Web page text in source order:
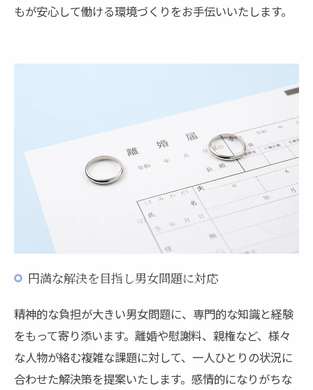
もが安心して働ける環境づくりをお手伝いいたします。
円満な解決を目指し男女問題に対応
精神的な負担が大きい男女問題に、専門的な知識と経験
をもって寄り添います。離婚や慰謝料、親権など、様々
な人物が絡む複雑な課題に対して、一人ひとりの状況に
合わせた解決策を提案いたします。感情的になりがちな